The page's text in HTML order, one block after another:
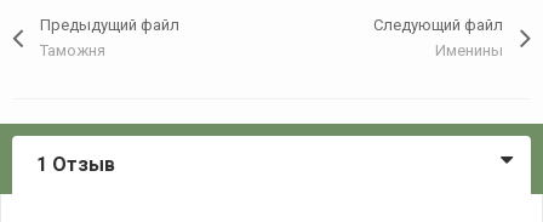
Предыдущий файл
Таможня
Следующий файл
Именины
1 Отзыв